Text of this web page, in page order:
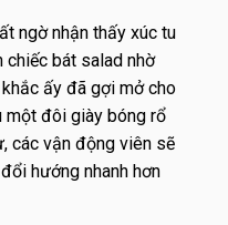
ngờ nhận thấy xúc tu
chiếc bát salad nhờ
ấy đã gợi mở cho
một đôi giày bóng rổ
các vận động viên sẽ
hướng nhanh hơn